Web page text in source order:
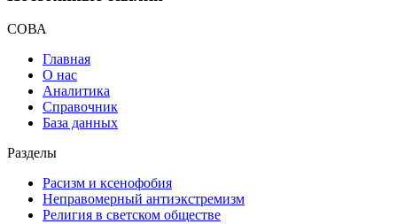
СОВА
Главная
О нас
Аналитика
Справочник
База данных
Разделы
Расизм и ксенофобия
Неправомерный антиэкстремизм
Религия в светском обществе